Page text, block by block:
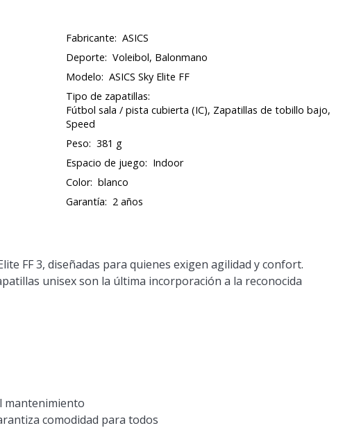
Fabricante: ASICS
Deporte: Voleibol, Balonmano
Modelo: ASICS Sky Elite FF
Tipo de zapatillas:
Fútbol sala / pista cubierta (IC), Zapatillas de tobillo bajo,
Speed
Peso: 381 g
Espacio de juego: Indoor
Color: blanco
Garantía: 2 años
FF 3, diseñadas para quienes exigen agilidad y confort.
unisex son la última incorporación a la reconocida
mantenimiento
comodidad para todos